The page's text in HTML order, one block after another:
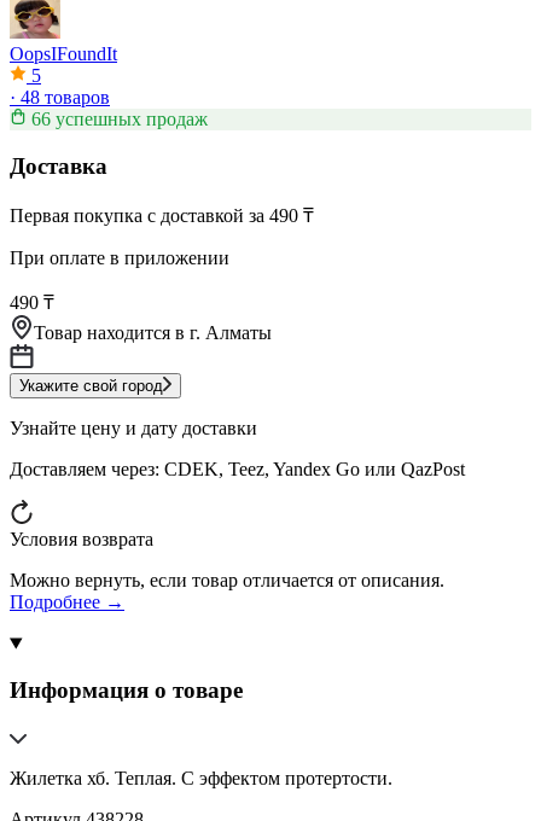
OopsIFoundIt
5
· 48 товаров
66 успешных продаж
Доставка
Первая покупка с доставкой за 490 ₸
При оплате в приложении
490 ₸
Товар находится в г. Алматы
Укажите свой город
Узнайте цену и дату доставки
Доставляем через: CDEK, Teez, Yandex Go или QazPost
Условия возврата
Можно вернуть, если товар отличается от описания.
Подробнее →
Информация о товаре
Жилетка хб. Теплая. С эффектом протертости.